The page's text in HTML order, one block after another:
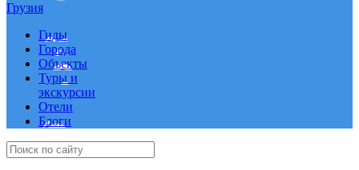
Грузия
Гиды
Города
Объекты
Туры и
экскурсии
Отели
Блоги